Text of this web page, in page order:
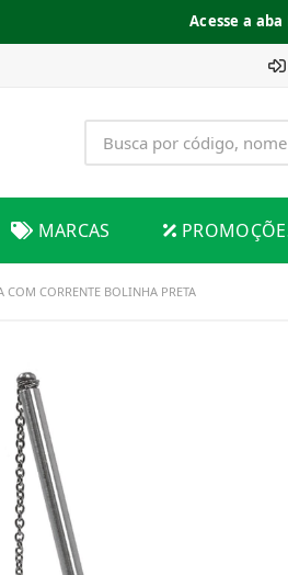
Acesse a
MARCAS
COM CORRENTE BOLINHA PRETA